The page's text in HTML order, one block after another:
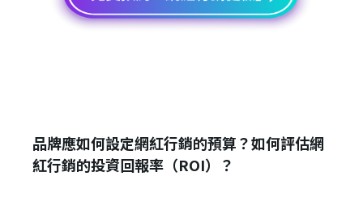
品牌應如何設定網紅行銷的預算？如何評估網
紅行銷的投資回報率（ROI）？